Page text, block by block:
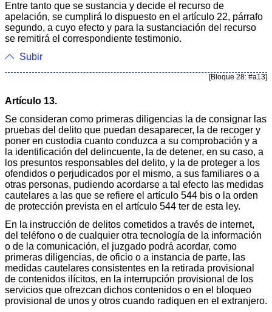
Entre tanto que se sustancia y decide el recurso de
apelación, se cumplirá lo dispuesto en el artículo 22, párrafo
segundo, a cuyo efecto y para la sustanciación del recurso
se remitirá el correspondiente testimonio.
Subir
[Bloque 28: #a13]
Artículo 13.
Se consideran como primeras diligencias la de consignar las
pruebas del delito que puedan desaparecer, la de recoger y
poner en custodia cuanto conduzca a su comprobación y a
la identificación del delincuente, la de detener, en su caso, a
los presuntos responsables del delito, y la de proteger a los
ofendidos o perjudicados por el mismo, a sus familiares o a
otras personas, pudiendo acordarse a tal efecto las medidas
cautelares a las que se refiere el artículo 544 bis o la orden
de protección prevista en el artículo 544 ter de esta ley.
En la instrucción de delitos cometidos a través de internet,
del teléfono o de cualquier otra tecnología de la información
o de la comunicación, el juzgado podrá acordar, como
primeras diligencias, de oficio o a instancia de parte, las
medidas cautelares consistentes en la retirada provisional
de contenidos ilícitos, en la interrupción provisional de los
servicios que ofrezcan dichos contenidos o en el bloqueo
provisional de unos y otros cuando radiquen en el extranjero.